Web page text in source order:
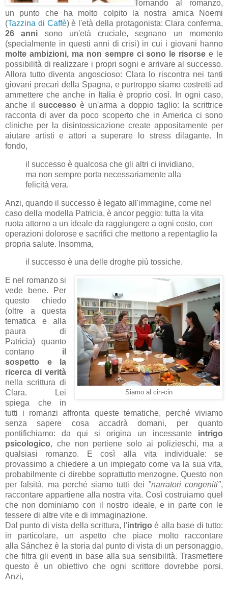
Tornando al romanzo,
un punto che ha molto colpito la nostra amica Noemi
(Tazzina di Caffè) è l'età della protagonista: Clara conferma,
26 anni sono un'età cruciale, segnano un momento
(specialmente in questi anni di crisi) in cui i giovani hanno
molte ambizioni, ma non sempre ci sono le risorse e le
possibilità di realizzare i propri sogni e arrivare al successo.
Allora tutto diventa angoscioso: Clara lo riscontra nei tanti
giovani precari della Spagna, e purtroppo siamo costretti ad
ammettere che anche in Italia è proprio così. In ogni caso,
anche il successo è un'arma a doppio taglio: la scrittrice
racconta di aver da poco scoperto che in America ci sono
cliniche per la disintossicazione create appositamente per
aiutare artisti e attori a superare lo stress dilagante. In
fondo,
il successo è qualcosa che gli altri ci invidiano,
ma non sempre porta necessariamente alla
felicità vera.
Anzi, quando il successo è legato all'immagine, come nel
caso della modella Patricia, è ancor peggio: tutta la vita
ruota attorno a un ideale da raggiungere a ogni costo, con
operazioni dolorose e sacrifici che mettono a repentaglio la
propria salute. Insomma,
il successo è una delle droghe più tossiche.
Siamo al cin-cin
E nel romanzo si
vede bene. Per
questo chiedo
(oltre a questa
tematica e alla
paura di
Patricia) quanto
contano il
sospetto e la
ricerca di verità
nella scrittura di
Clara. Lei
spiega che in
tutti i romanzi affronta queste tematiche, perché viviamo
senza sapere cosa accadrà domani, per quanto
pontifichiamo: da qui si origina un incessante intrigo
psicologico, che non pertiene solo ai polizieschi, ma a
qualsiasi romanzo. E così alla vita individuale: se
provassimo a chiedere a un impiegato come va la sua vita,
probabilmente ci direbbe soprattutto menzogne. Questo non
per falsità, ma perché siamo tutti dei "narratori congeniti",
raccontare appartiene alla nostra vita. Così costruiamo quel
che non dominiamo con il nostro ideale, e in parte con le
tessere di altre vite e di immaginazione.
Dal punto di vista della scrittura, l'intrigo è alla base di tutto:
in particolare, un aspetto che piace molto raccontare
alla Sánchez è la storia dal punto di vista di un personaggio,
che filtra gli eventi in base alla sua sensibilità. Trasmettere
questo è un obiettivo che ogni scrittore dovrebbe porsi.
Anzi,